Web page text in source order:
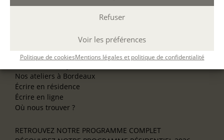
Refuser
Voir les préférences
Politique de cookiesMentions légales et politique de confidentialité
Nos ateliers à Paris
Nos ateliers à Bordeaux
Écrire en résidence
Écrire en ligne
Où nous trouver ?
RETROUVEZ NOTRE PROGRAMME COMPLET